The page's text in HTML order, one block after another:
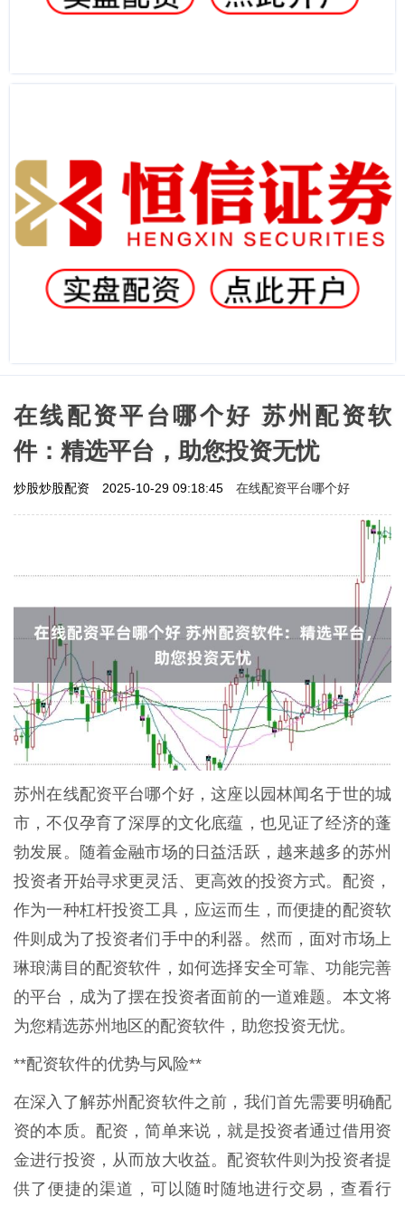
在线配资平台哪个好 苏州配资软
件：精选平台，助您投资无忧
炒股炒股配资 2025-10-29 09:18:45 在线配资平台哪个好
苏州在线配资平台哪个好，这座以园林闻名于世的城
市，不仅孕育了深厚的文化底蕴，也见证了经济的蓬
勃发展。随着金融市场的日益活跃，越来越多的苏州
投资者开始寻求更灵活、更高效的投资方式。配资，
作为一种杠杆投资工具，应运而生，而便捷的配资软
件则成为了投资者们手中的利器。然而，面对市场上
琳琅满目的配资软件，如何选择安全可靠、功能完善
的平台，成为了摆在投资者面前的一道难题。本文将
为您精选苏州地区的配资软件，助您投资无忧。
**配资软件的优势与风险**
在深入了解苏州配资软件之前，我们首先需要明确配
资的本质。配资，简单来说，就是投资者通过借用资
金进行投资，从而放大收益。配资软件则为投资者提
供了便捷的渠道，可以随时随地进行交易，查看行